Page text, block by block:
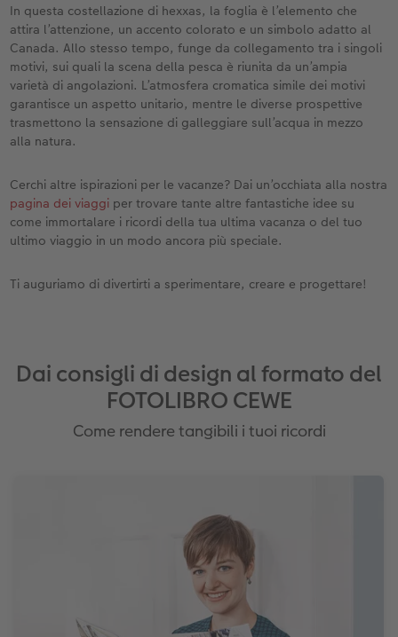
In questa costellazione di hexxas, la foglia è l’elemento che
attira l’attenzione, un accento colorato e un simbolo adatto al
Canada. Allo stesso tempo, funge da collegamento tra i singoli
motivi, sui quali la scena della pesca è riunita da un’ampia
varietà di angolazioni. L’atmosfera cromatica simile dei motivi
garantisce un aspetto unitario, mentre le diverse prospettive
trasmettono la sensazione di galleggiare sull’acqua in mezzo
alla natura.
Cerchi altre ispirazioni per le vacanze? Dai un’occhiata alla nostra
pagina dei viaggi per trovare tante altre fantastiche idee su
come immortalare i ricordi della tua ultima vacanza o del tuo
ultimo viaggio in un modo ancora più speciale.
Ti auguriamo di divertirti a sperimentare, creare e progettare!
Dai consigli di design al formato del
FOTOLIBRO CEWE
Come rendere tangibili i tuoi ricordi